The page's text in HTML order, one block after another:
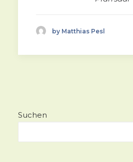
by Matthias Pesl
Suchen